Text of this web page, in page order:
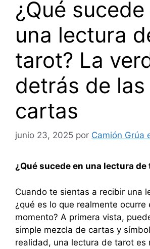
¿Qué sucede
una lectura
tarot? La
detrás de las
cartas
junio 23, 2025 por Camión Grúa
¿Qué sucede en una lectura de
Cuando te sientas a recibir una
¿qué es lo que realmente ocurre
momento? A primera vista,
simple mezcla de cartas y
realidad, una lectura de tarot es